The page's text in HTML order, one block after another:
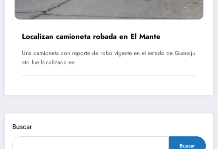
Localizan camioneta robada en El Mante
Una camioneta con reporte de robo vigente en el estado de Guanaju
ato fue localizada en…
Buscar
Buscar